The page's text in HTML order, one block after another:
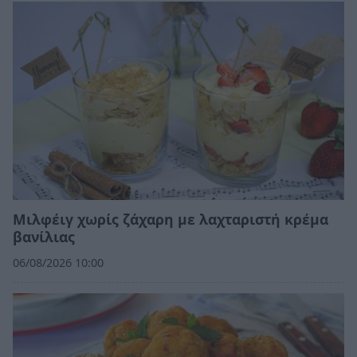
Μιλφέιγ χωρίς ζάχαρη με λαχταριστή κρέμα
βανίλιας
06/08/2026 10:00